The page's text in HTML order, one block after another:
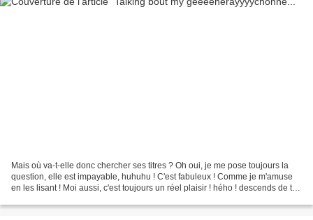
Mais où va-t-elle donc chercher ses titres ? Oh oui, je me pose toujours la
question, elle est impayable, huhuhu ! C'est fabuleux ! Comme je m'amuse
en les lisant ! Moi aussi, c'est toujours un réel plaisir ! hého ! descends de ton